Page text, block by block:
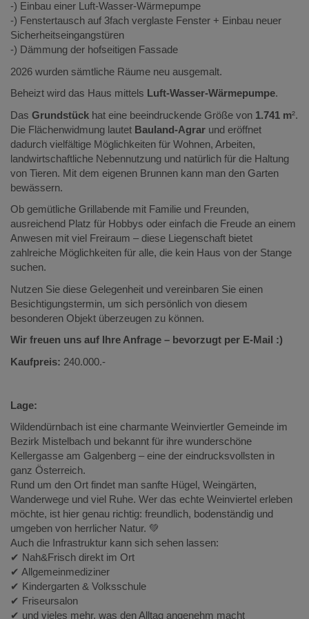
-) Einbau einer Luft-Wasser-Wärmepumpe
-) Fenstertausch auf 3fach verglaste Fenster + Einbau neuer
Sicherheitseingangstüren
-) Dämmung der hofseitigen Fassade
2026 wurden sämtliche Räume neu ausgemalt.
Beheizt wird das Haus mittels Luft-Wasser-Wärmepumpe.
Das Grundstück hat eine beeindruckende Größe von 1.741 m².
Die Flächenwidmung lautet Bauland-Agrar und eröffnet
dadurch vielfältige Möglichkeiten für Wohnen, Arbeiten,
landwirtschaftliche Nebennutzung und natürlich für die Haltung
von Tieren. Mit dem eigenen Brunnen kann man den Garten
bewässern.
Ob gemütliche Grillabende mit Familie und Freunden,
ausreichend Platz für Hobbys oder einfach die Freude an einem
Anwesen mit viel Freiraum – diese Liegenschaft bietet
zahlreiche Möglichkeiten für alle, die kein Haus von der Stange
suchen.
Nutzen Sie diese Gelegenheit und vereinbaren Sie einen
Besichtigungstermin, um sich persönlich von diesem
besonderen Objekt überzeugen zu können.
Wir freuen uns auf Ihre Anfrage – bevorzugt per E-Mail :)
Kaufpreis: 240.000.-
Lage:
Wildendürnbach ist eine charmante Weinviertler Gemeinde im
Bezirk Mistelbach und bekannt für ihre wunderschöne
Kellergasse am Galgenberg – eine der eindrucksvollsten in
ganz Österreich.
Rund um den Ort findet man sanfte Hügel, Weingärten,
Wanderwege und viel Ruhe. Wer das echte Weinviertel erleben
möchte, ist hier genau richtig: freundlich, bodenständig und
umgeben von herrlicher Natur. 💚
Auch die Infrastruktur kann sich sehen lassen:
✔ Nah&Frisch direkt im Ort
✔ Allgemeinmediziner
✔ Kindergarten & Volksschule
✔ Friseursalon
✔ und vieles mehr, was den Alltag angenehm macht